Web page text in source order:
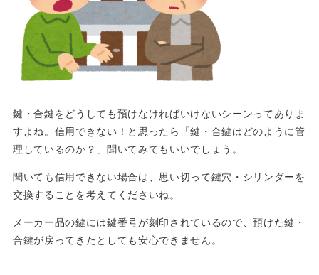
鍵・合鍵をどうしても預けなければいけないシーンってありま
すよね。信用できない！と思ったら「鍵・合鍵はどのように管
理しているのか？」聞いてみてもいいでしょう。
聞いても信用できない場合は、思い切って鍵穴・シリンダーを
交換することを考えてくださいね。
メーカー品の鍵には鍵番号が刻印されているので、預けた鍵・
合鍵が戻ってきたとしても安心できません。